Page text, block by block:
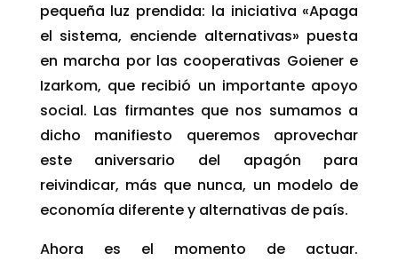
pequeña luz prendida: la iniciativa «Apaga
el sistema, enciende alternativas» puesta
en marcha por las cooperativas Goiener e
Izarkom, que recibió un importante apoyo
social. Las firmantes que nos sumamos a
dicho manifiesto queremos aprovechar
este aniversario del apagón para
reivindicar, más que nunca, un modelo de
economía diferente y alternativas de país.
Ahora es el momento de actuar.